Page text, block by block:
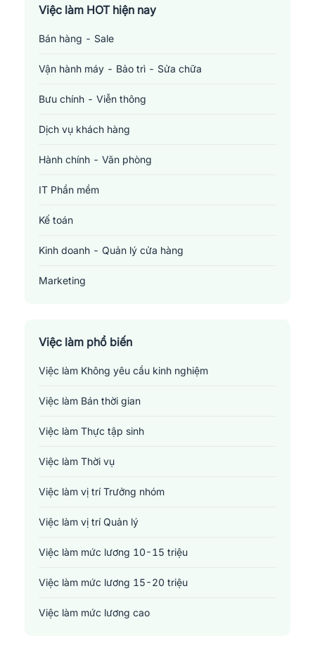
Việc làm TP. Hồ Chí Minh
Việc làm Cần Thơ
Việc làm HOT hiện nay
Bán hàng - Sale
Vận hành máy - Bảo trì - Sửa chữa
Bưu chính - Viễn thông
Dịch vụ khách hàng
Hành chính - Văn phòng
IT Phần mềm
Kế toán
Kinh doanh - Quản lý cửa hàng
Marketing
Tài chính - Đầu tư - Chứng khoán
Xây dựng
Y tế - Chăm sóc sức khỏe
Việc làm phổ biến
Việc làm Không yêu cầu kinh nghiệm
Việc làm Bán thời gian
Việc làm Thực tập sinh
Việc làm Thời vụ
Việc làm vị trí Trưởng nhóm
Việc làm vị trí Quản lý
Việc làm mức lương 10-15 triệu
Việc làm mức lương 15-20 triệu
Việc làm mức lương cao